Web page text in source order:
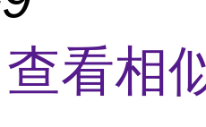
查看相